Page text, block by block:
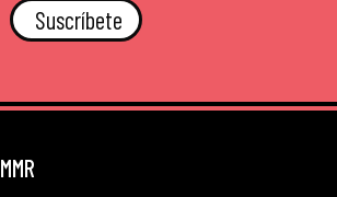
Suscríbete
MMR